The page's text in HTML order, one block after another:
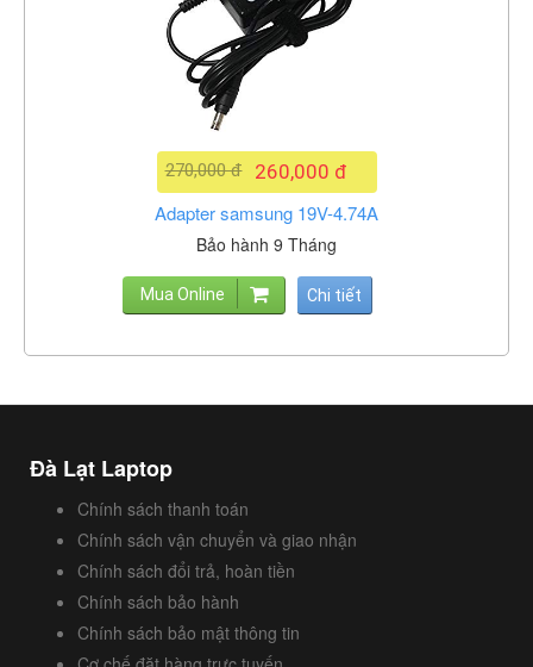
260,000 đ
270,000 đ
Adapter samsung 19V-4.74A
Bảo hành 9 Tháng
Mua Online Chi tiết
Đà Lạt Laptop
Chính sách thanh toán
Chính sách vận chuyển và giao nhận
Chính sách đổi trả, hoàn tiền
Chính sách bảo hành
Chính sách bảo mật thông tin